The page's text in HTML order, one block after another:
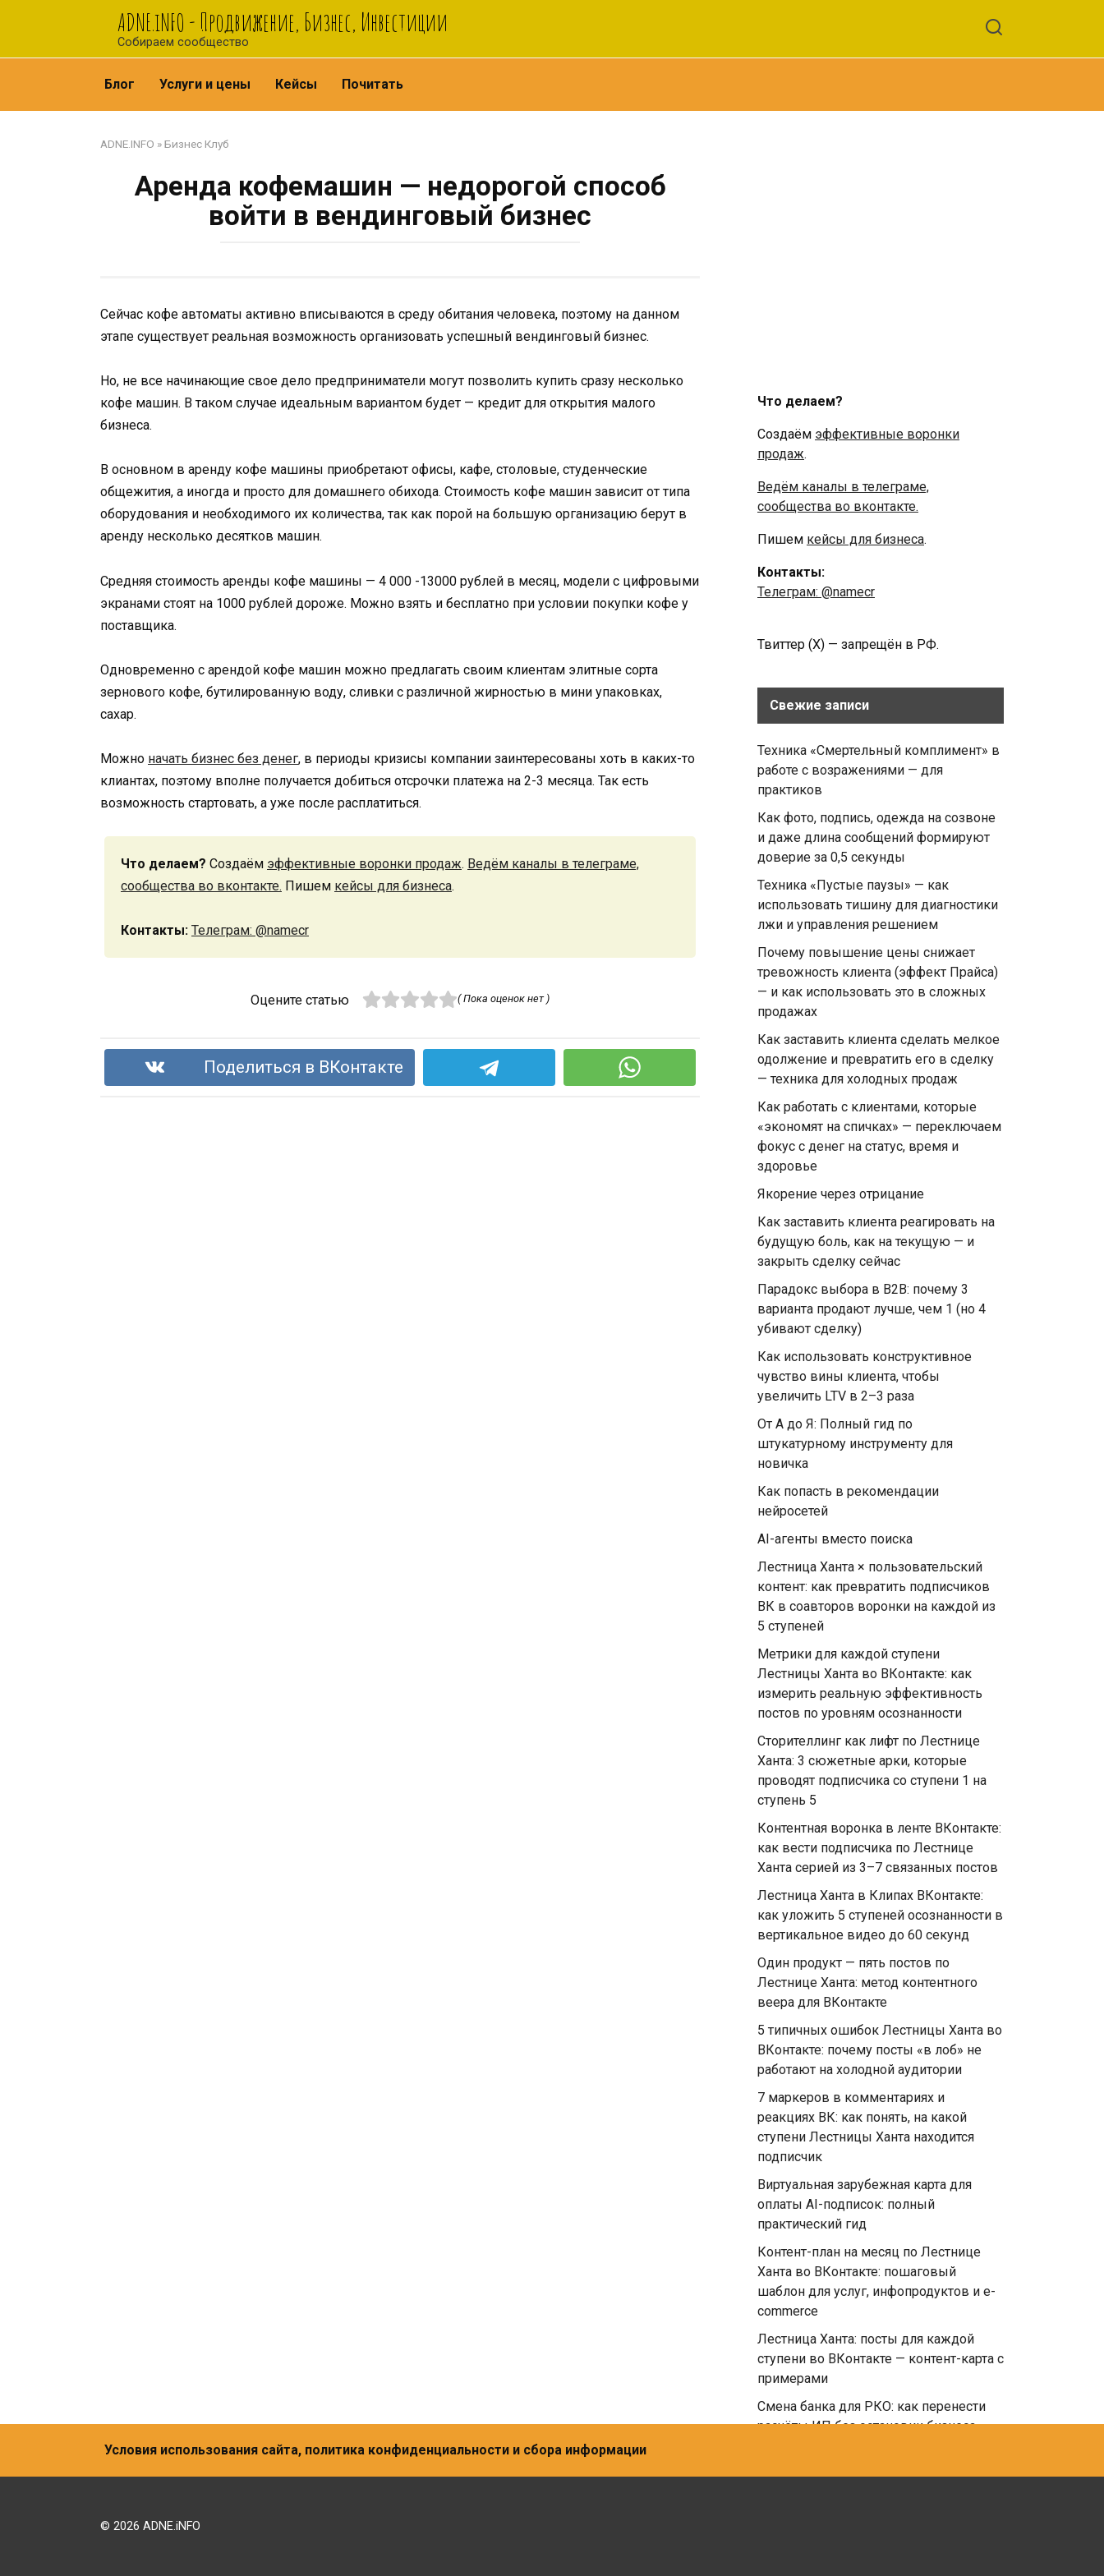
ADNE.iNFO - Продвижение, Бизнес, Инвестиции
Собираем сообщество
Блог Услуги и цены Кейсы Почитать
ADNE.INFO »Бизнес Клуб
Аренда кофемашин — недорогой способ
войти в вендинговый бизнес
Сейчас кофе автоматы активно вписываются в среду обитания человека, поэтому на данном
этапе существует реальная возможность организовать успешный вендинговый бизнес.
Но, не все начинающие свое дело предприниматели могут позволить купить сразу несколько
кофе машин. В таком случае идеальным вариантом будет — кредит для открытия малого
бизнеса.
В основном в аренду кофе машины приобретают офисы, кафе, столовые, студенческие
общежития, а иногда и просто для домашнего обихода. Стоимость кофе машин зависит от типа
оборудования и необходимого их количества, так как порой на большую организацию берут в
аренду несколько десятков машин.
Средняя стоимость аренды кофе машины — 4 000 -13000 рублей в месяц, модели с цифровыми
экранами стоят на 1000 рублей дороже. Можно взять и бесплатно при условии покупки кофе у
поставщика.
Одновременно с арендой кофе машин можно предлагать своим клиентам элитные сорта
зернового кофе, бутилированную воду, сливки с различной жирностью в мини упаковках,
сахар.
Можно начать бизнес без денег, в периоды кризисы компании заинтересованы хоть в каких-то
клиантах, поэтому вполне получается добиться отсрочки платежа на 2-3 месяца. Так есть
возможность стартовать, а уже после расплатиться.
Что делаем? Создаём эффективные воронки продаж. Ведём каналы в телеграме,
сообщества во вконтакте. Пишем кейсы для бизнеса.
Контакты: Телеграм: @namecr
Оцените статью ( Пока оценок нет )
Поделиться в ВКонтакте
Что делаем?
Создаём эффективные воронки
продаж.
Ведём каналы в телеграме,
сообщества во вконтакте.
Пишем кейсы для бизнеса.
Контакты:
Телеграм: @namecr
Твиттер (Х) — запрещён в РФ.
Свежие записи
Техника «Смертельный комплимент» в
работе с возражениями — для
практиков
Как фото, подпись, одежда на созвоне
и даже длина сообщений формируют
доверие за 0,5 секунды
Техника «Пустые паузы» — как
использовать тишину для диагностики
лжи и управления решением
Почему повышение цены снижает
тревожность клиента (эффект Прайса)
— и как использовать это в сложных
продажах
Как заставить клиента сделать мелкое
одолжение и превратить его в сделку
— техника для холодных продаж
Как работать с клиентами, которые
«экономят на спичках» — переключаем
фокус с денег на статус, время и
здоровье
Якорение через отрицание
Как заставить клиента реагировать на
будущую боль, как на текущую — и
закрыть сделку сейчас
Парадокс выбора в B2B: почему 3
варианта продают лучше, чем 1 (но 4
убивают сделку)
Как использовать конструктивное
чувство вины клиента, чтобы
увеличить LTV в 2–3 раза
От А до Я: Полный гид по
штукатурному инструменту для
новичка
Как попасть в рекомендации
нейросетей
AI-агенты вместо поиска
Лестница Ханта × пользовательский
контент: как превратить подписчиков
ВК в соавторов воронки на каждой из
5 ступеней
Метрики для каждой ступени
Лестницы Ханта во ВКонтакте: как
измерить реальную эффективность
постов по уровням осознанности
Сторителлинг как лифт по Лестнице
Ханта: 3 сюжетные арки, которые
проводят подписчика со ступени 1 на
ступень 5
Контентная воронка в ленте ВКонтакте:
как вести подписчика по Лестнице
Ханта серией из 3–7 связанных постов
Лестница Ханта в Клипах ВКонтакте:
как уложить 5 ступеней осознанности в
вертикальное видео до 60 секунд
Один продукт — пять постов по
Лестнице Ханта: метод контентного
веера для ВКонтакте
5 типичных ошибок Лестницы Ханта во
ВКонтакте: почему посты «в лоб» не
работают на холодной аудитории
7 маркеров в комментариях и
реакциях ВК: как понять, на какой
ступени Лестницы Ханта находится
подписчик
Виртуальная зарубежная карта для
оплаты AI-подписок: полный
практический гид
Контент-план на месяц по Лестнице
Ханта во ВКонтакте: пошаговый
шаблон для услуг, инфопродуктов и e-
commerce
Лестница Ханта: посты для каждой
ступени во ВКонтакте — контент-карта с
примерами
Смена банка для РКО: как перенести
расчёты ИП без остановки бизнеса
Условия использования сайта, политика конфиденциальности и сбора информации
© 2026 ADNE.iNFO